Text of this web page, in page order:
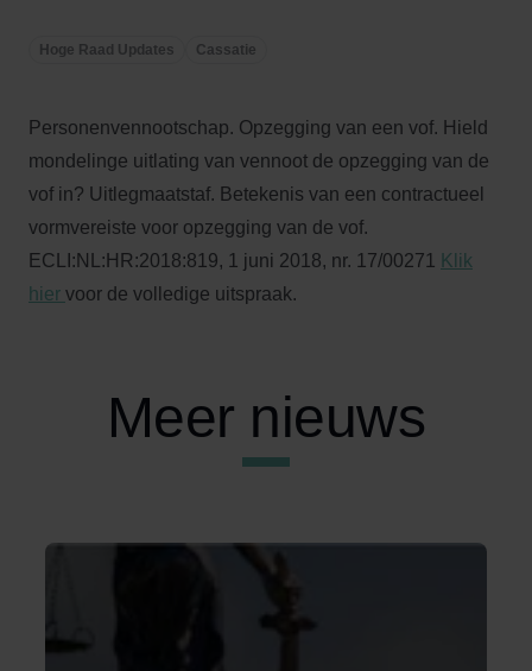
Hoge Raad Updates Cassatie
Personenvennootschap. Opzegging van een vof. Hield
mondelinge uitlating van vennoot de opzegging van de
vof in? Uitlegmaatstaf. Betekenis van een contractueel
vormvereiste voor opzegging van de vof.
ECLI:NL:HR:2018:819, 1 juni 2018, nr. 17/00271
Klik
hier voor de volledige uitspraak.
Meer nieuws